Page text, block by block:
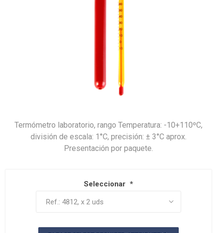
Termómetro laboratorio, rango Temperatura: -10+110ºC,
división de escala: 1°C, precisión: ± 3°C aprox.
Presentación por paquete.
Seleccionar *